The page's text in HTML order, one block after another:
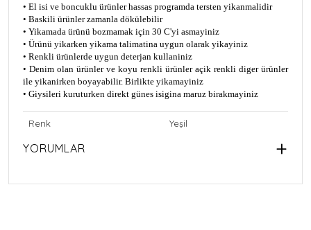
• El isi ve boncuklu ürünler hassas programda tersten yikanmalidir
• Baskili ürünler zamanla dökülebilir
• Yikamada ürünü bozmamak için 30 C'yi asmayiniz
• Ürünü yikarken yikama talimatina uygun olarak yikayiniz
• Renkli ürünlerde uygun deterjan kullaniniz
• Denim olan ürünler ve koyu renkli ürünler açik renkli diger ürünler
ile yikanirken boyayabilir. Birlikte yikamayiniz
• Giysileri kuruturken direkt günes isigina maruz birakmayiniz
Renk Yeşil
YORUMLAR